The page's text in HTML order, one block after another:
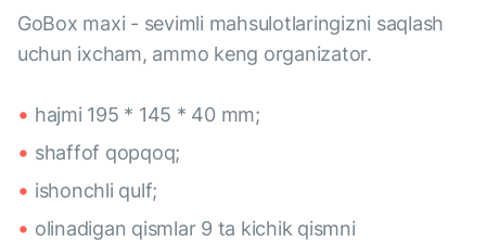
GoBox maxi - sevimli mahsulotlaringizni saqlash
uchun ixcham, ammo keng organizator.
hajmi 195 * 145 * 40 mm;
shaffof qopqoq;
ishonchli qulf;
olinadigan qismlar 9 ta kichik qismni